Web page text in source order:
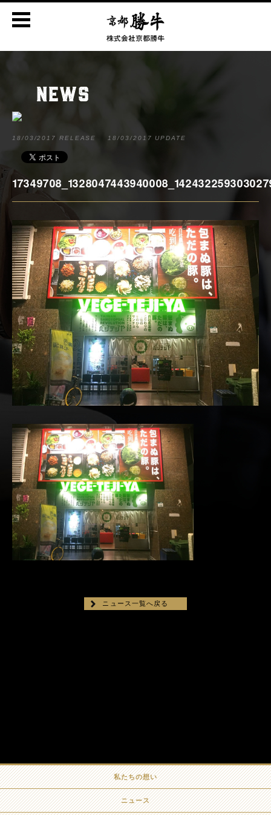
NEWS
18/03/2017 RELEASE 18/03/2017 UPDATE
ニュース一覧へ戻る
私たちの想い
ニュース